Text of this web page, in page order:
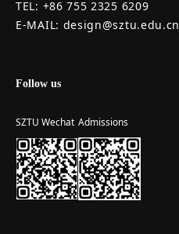
TEL: +86 755 2325 6209
E-MAIL: design@sztu.edu.cn
Follow us
SZTU Wechat Admissions